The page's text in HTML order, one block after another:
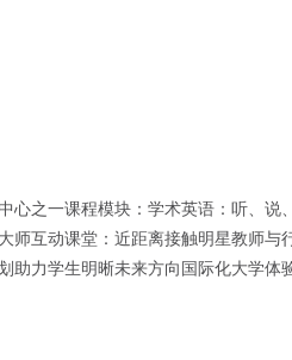
心之一课程模块：学术英语：听、说
师互动课堂：近距离接触明星教师与
助力学生明晰未来方向国际化大学体